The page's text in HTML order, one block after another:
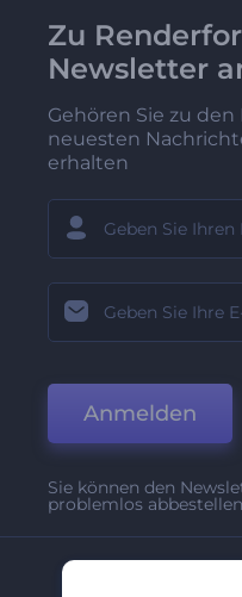
Zu
Newsletter
Gehören Sie zu
neuesten
erhalten
Anmelden
Sie können den
problemlos